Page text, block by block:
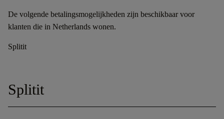
De volgende betalingsmogelijkheden zijn beschikbaar voor
klanten die in Netherlands wonen.
Splitit
Splitit